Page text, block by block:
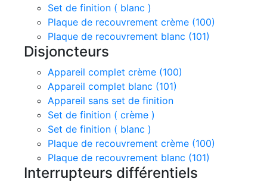
Set de finition ( blanc )
Plaque de recouvrement crème (100)
Plaque de recouvrement blanc (101)
Disjoncteurs
Appareil complet crème (100)
Appareil complet blanc (101)
Appareil sans set de finition
Set de finition ( crème )
Set de finition ( blanc )
Plaque de recouvrement crème (100)
Plaque de recouvrement blanc (101)
Interrupteurs différentiels